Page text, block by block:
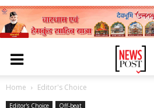
Home Editor's Choice
Editor's Choice Off-beat